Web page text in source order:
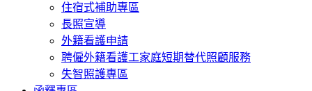
住宿式補助專區
長照宣導
外籍看護申請
聘僱外籍看護工家庭短期替代照顧服務
失智照護專區